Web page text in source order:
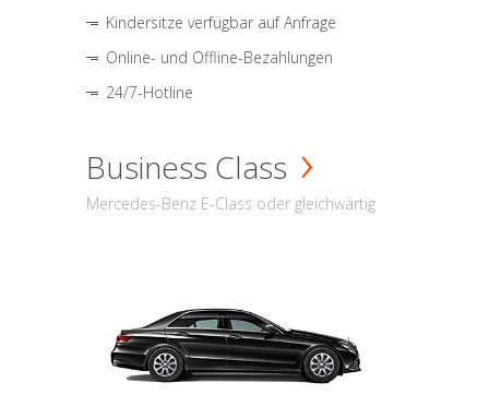
Kindersitze verfügbar auf Anfrage
Online- und Offline-Bezahlungen
24/7-Hotline
Business Class
Mercedes-Benz E-Class oder gleichwärtig